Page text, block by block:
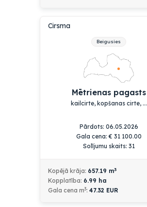
Cirsma
Beigusies
Mētrienas pagasts
kailcirte, kopšanas cirte, ...
Pārdots: 06.05.2026
Gala cena:€ 31 100.00
Solījumu skaits: 31
Kopējā krāja: 657.19 m3
Kopplatība: 6.99 ha
Gala cena m3: 47.32 EUR